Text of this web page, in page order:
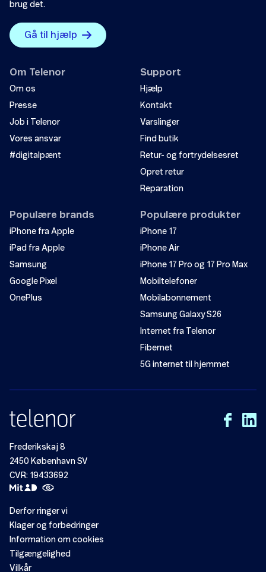
Inaktivt SIM eller ingen tjeneste
Problemer med lav hastighed eller intet netværk?
brug det.
Gå til hjælp
Om Telenor
Om os
Presse
Job i Telenor
Vores ansvar
#digitalpænt
Support
Hjælp
Kontakt
Varslinger
Find butik
Retur- og fortrydelsesret
Opret retur
Reparation
Populære brands
iPhone fra Apple
iPad fra Apple
Samsung
Google Pixel
OnePlus
Populære produkter
iPhone 17
iPhone Air
iPhone 17 Pro og 17 Pro Max
Mobiltelefoner
Mobilabonnement
Samsung Galaxy S26
Internet fra Telenor
Fibernet
5G internet til hjemmet
Frederikskaj 8
2450 København SV
CVR: 19433692
Derfor ringer vi
Klager og forbedringer
Information om cookies
Tilgængelighed
Vilkår